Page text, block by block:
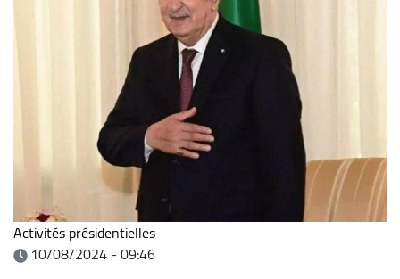
Activités présidentielles
10/08/2024 - 09:46